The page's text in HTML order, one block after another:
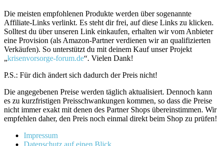
Die meisten empfohlenen Produkte werden über sogenannte
Affiliate-Links verlinkt. Es steht dir frei, auf diese Links zu klicken.
Solltest du über unseren Link einkaufen, erhalten wir vom Anbieter
eine Provision (als Amazon-Partner verdienen wir an qualifizierten
Verkäufen). So unterstützt du mit deinem Kauf unser Projekt
„krisenvorsorge-forum.de“. Vielen Dank!
P.S.: Für dich ändert sich dadurch der Preis nicht!
Die angegebenen Preise werden täglich aktualisiert. Dennoch kann
es zu kurzfristigen Preisschwankungen kommen, so dass die Preise
nicht immer exakt mit denen des Partner Shops übereinstimmen. Wir
empfehlen daher, den Preis noch einmal direkt beim Shop zu prüfen!
Impressum